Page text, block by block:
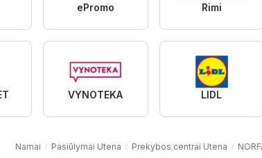
ePromo Rimi
VYNOTEKA LIDL
Namai Pasiūlymai Utena Prekybos centrai Utena